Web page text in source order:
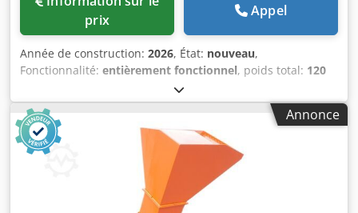
prix
Appel
Année de construction: 2026, État: nouveau,
Fonctionnalité: entièrement fonctionnel, poids total: 120
, largeur totale:
hauteur totale:2 050 mm, tension d'entrée:230 V,
puissance laser:
, longueur d'onde du laser: 1 064 nm,
précision de répétition:
0,01 mm, type de courant
d'entrée:
Climatisation , type de laser: laser à fibre
Port USB, éclairage
, Le système de marquage
laser universel LAS 28 XLe de Systemtechnik Hölzer GmbH
peut être utilisé pour une très large gamme d'applications
Annonce